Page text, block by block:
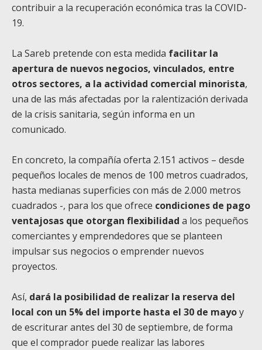
contribuir a la recuperación económica tras la COVID-
19.
La Sareb pretende con esta medida facilitar la
apertura de nuevos negocios, vinculados, entre
otros sectores, a la actividad comercial minorista,
una de las más afectadas por la ralentización derivada
de la crisis sanitaria, según informa en un
comunicado.
En concreto, la compañía oferta 2.151 activos – desde
pequeños locales de menos de 100 metros cuadrados,
hasta medianas superficies con más de 2.000 metros
cuadrados -, para los que ofrece condiciones de pago
ventajosas que otorgan flexibilidad a los pequeños
comerciantes y emprendedores que se planteen
impulsar sus negocios o emprender nuevos
proyectos.
Así, dará la posibilidad de realizar la reserva del
local con un 5% del importe hasta el 30 de mayoy
de escriturar antes del 30 de septiembre, de forma
que el comprador puede realizar las labores